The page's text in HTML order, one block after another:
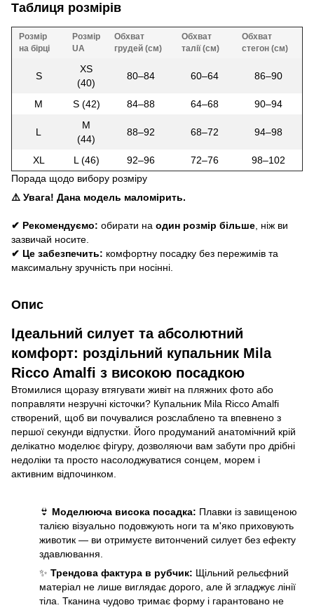
Таблиця розмірів
Розмір
на бірці
Розмір
UA
Обхват
грудей (см)
Обхват
талії (см)
Обхват
стегон (см)
S
XS
(40)
80–84 60–64 86–90
M S (42) 84–88 64–68 90–94
L
M
(44)
88–92 68–72 94–98
XL L (46) 92–96 72–76
98–102
Порада щодо вибору розміру
⚠️ Увага! Дана модель маломірить.
✔ Рекомендуємо: обирати на один розмір більше , ніж ви
зазвичай носите.
✔ Це забезпечить: комфортну посадку без пережимів та
максимальну зручність при носінні.
Опис
Ідеальний силует та абсолютний
комфорт: роздільний купальник Mila
Ricco Amalfi з високою посадкою
Втомилися щоразу втягувати живіт на пляжних фото або
поправляти незручні кісточки? Купальник Mila Ricco Amalfi
створений, щоб ви почувалися розслаблено та впевнено з
першої секунди відпустки. Його продуманий анатомічний крій
делікатно моделює фігуру, дозволяючи вам забути про дрібні
недоліки та просто насолоджуватися сонцем, морем і
активним відпочинком.
👙 Моделююча висока посадка: Плавки із завищеною
талією візуально подовжують ноги та м'яко приховують
животик — ви отримуєте витончений силует без ефекту
здавлювання.
✨ Трендова фактура в рубчик: Щільний рельєфний
матеріал не лише виглядає дорого, але й згладжує лінії
тіла. Тканина чудово тримає форму і гарантовано не